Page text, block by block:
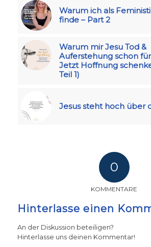
Warum ich als
finde – Part 2
Warum mir Jesu Tod &
Auferstehung schon
Jetzt Hoffnung
Teil 1)
Jesus steht hoch über
0
KOMMENTARE
Hinterlasse einen
An der Diskussion beteiligen?
Hinterlasse uns deinen Kommentar!